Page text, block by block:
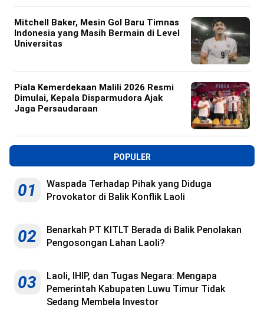
Mitchell Baker, Mesin Gol Baru Timnas
Indonesia yang Masih Bermain di Level
Universitas
Piala Kemerdekaan Malili 2026 Resmi
Dimulai, Kepala Disparmudora Ajak
Jaga Persaudaraan
POPULER
01
Waspada Terhadap Pihak yang Diduga
Provokator di Balik Konflik Laoli
02
Benarkah PT KITLT Berada di Balik Penolakan
Pengosongan Lahan Laoli?
03
Laoli, IHIP, dan Tugas Negara: Mengapa
Pemerintah Kabupaten Luwu Timur Tidak
Sedang Membela Investor